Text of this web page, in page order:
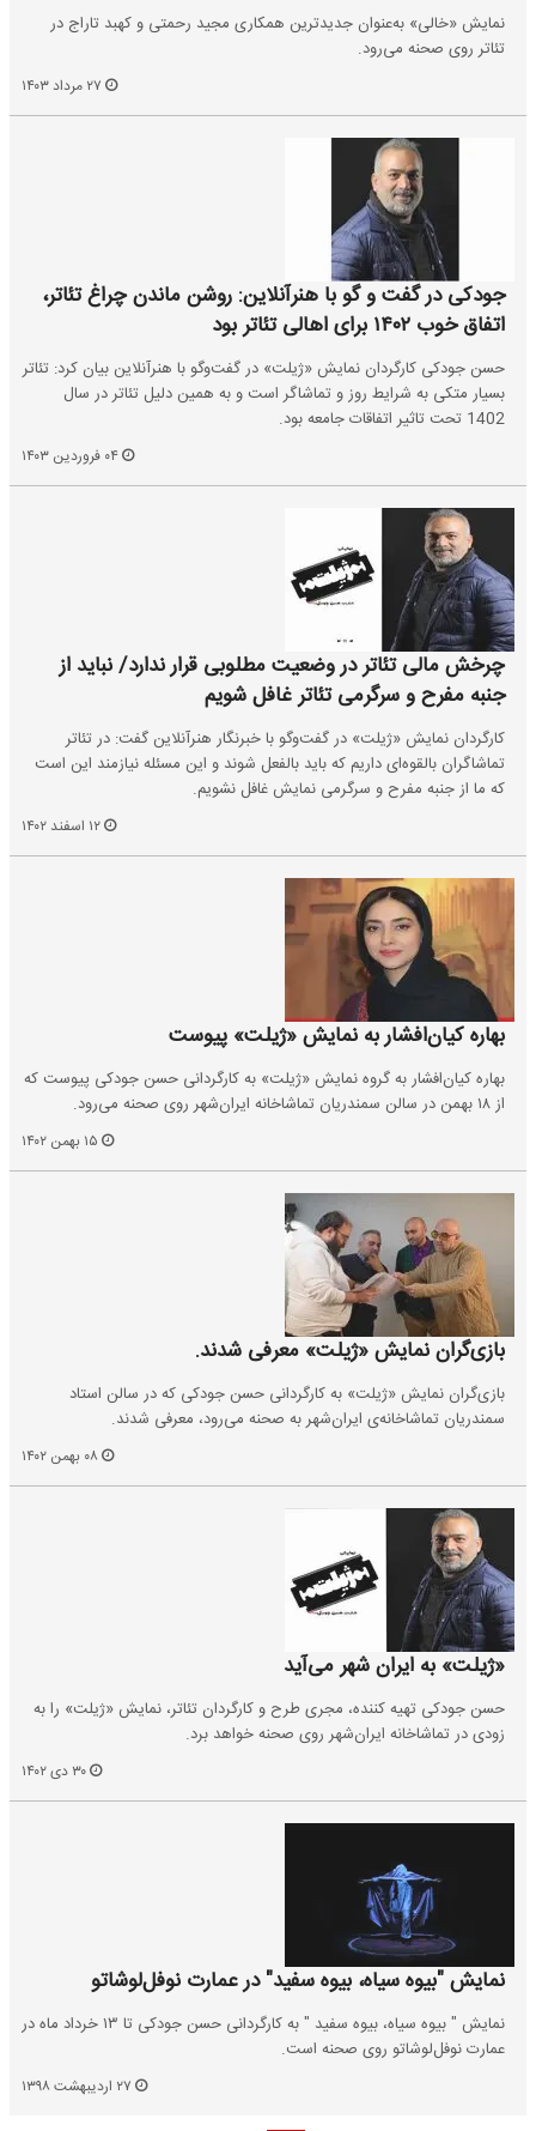
نمایش «خالی» به‌عنوان جدید‌ترین همکاری مجید رحمتی و کهبد تاراج در
تئاتر روی صحنه می‌رود.
جودکی در گفت و گو با هنرآنلاین: روشن ماندن چراغ تئاتر،
اتفاق خوب ۱۴۰۲ برای اهالی تئاتر بود
حسن جودکی کارگردان نمایش «ژیلت» در گفت‌وگو با هنرآنلاین بیان کرد: تئاتر
بسیار متکی به شرایط روز و تماشاگر است و به همین دلیل تئاتر در سال
1402 تحت تاثیر اتفاقات جامعه بود.
چرخش مالی تئاتر در وضعیت مطلوبی قرار ندارد/ نباید از
جنبه مفرح و سرگرمی تئاتر غافل شویم
کارگردان نمایش «ژیلت» در گفت‌وگو با خبرنگار هنرآنلاین گفت: در تئاتر
تماشاگران بالقوه‌ای داریم که باید بالفعل شوند و این مسئله نیازمند این است
که ما از جنبه مفرح و سرگرمی نمایش غافل نشویم.
بهاره کیان‌افشار به نمایش «ژیلت» پیوست
بهاره کیان‌افشار به گروه نمایش «ژیلت» به کارگردانی حسن جودکی پیوست که
از ۱۸ بهمن در سالن سمندریان تماشاخانه ایران‌شهر روی صحنه می‌رود.
بازی‌گران نمایش «ژیلت» معرفی شدند.
بازی‌گران نمایش «ژیلت» به کارگردانی حسن جودکی که در سالن استاد
سمندریان تماشاخانه‌ی ایران‌شهر به صحنه می‌رود، معرفی شدند.
«ژیلت» به ایران شهر می‌آید
حسن جودکی تهیه کننده، مجری طرح و کارگردان تئاتر، نمایش «ژیلت» را به
زودی در تماشاخانه‌ ایران‌شهر روی صحنه خواهد برد.
نمایش "بیوه سیاه، بیوه سفید" در عمارت نوفل‌لوشاتو
نمایش " بیوه سیاه، بیوه سفید " به کارگردانی حسن جودکی تا ۱۳ خرداد ماه در
عمارت نوفل‌لوشاتو روی صحنه است.